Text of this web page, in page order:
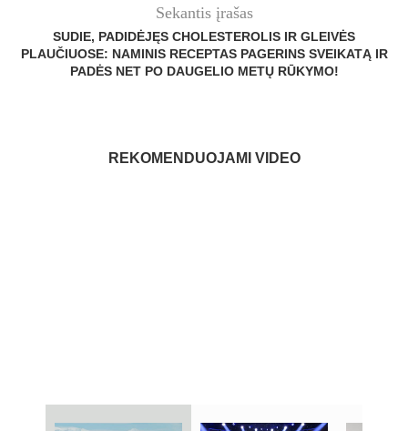
Sekantis įrašas
SUDIE, PADIDĖJĘS CHOLESTEROLIS IR GLEIVĖS
PLAUČIUOSE: NAMINIS RECEPTAS PAGERINS SVEIKATĄ IR
PADĖS NET PO DAUGELIO METŲ RŪKYMO!
REKOMENDUOJAMI VIDEO